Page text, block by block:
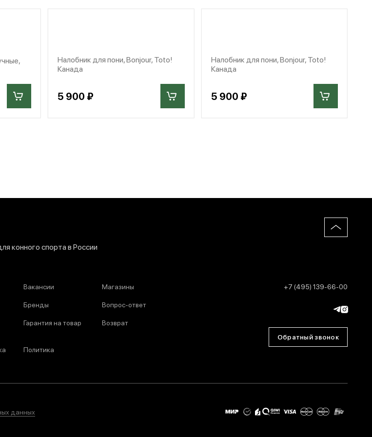
Налобник для пони, Bonjour, Toto!
Канада
5 900 ₽
Налобник для пони, Bonjour, Toto!
Канада
5 900 ₽
конного спорта в России
Вакансии Магазины
Бренды Вопрос-ответ
Гарантия на товар Возврат
Политика
+7 (495) 139-66-00
Обратный звонок
данных